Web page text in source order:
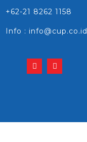
+62-21 8262 1158
Info : info@cup.co.id